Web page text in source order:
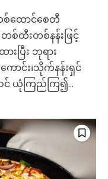
စ်ထောင်စေတီ
ထီးတစ်နန်းဖြင့်
းပြီး ဘုရား
ာင်း၊သိုက်နန်းရှင်
ယုံကြည်ကြ၍...